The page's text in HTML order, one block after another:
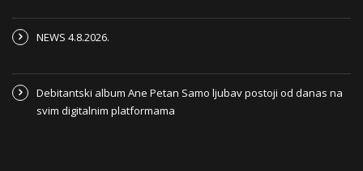
NEWS 4.8.2026.
Debitantski album Ane Petan Samo ljubav postoji od danas na
svim digitalnim platformama